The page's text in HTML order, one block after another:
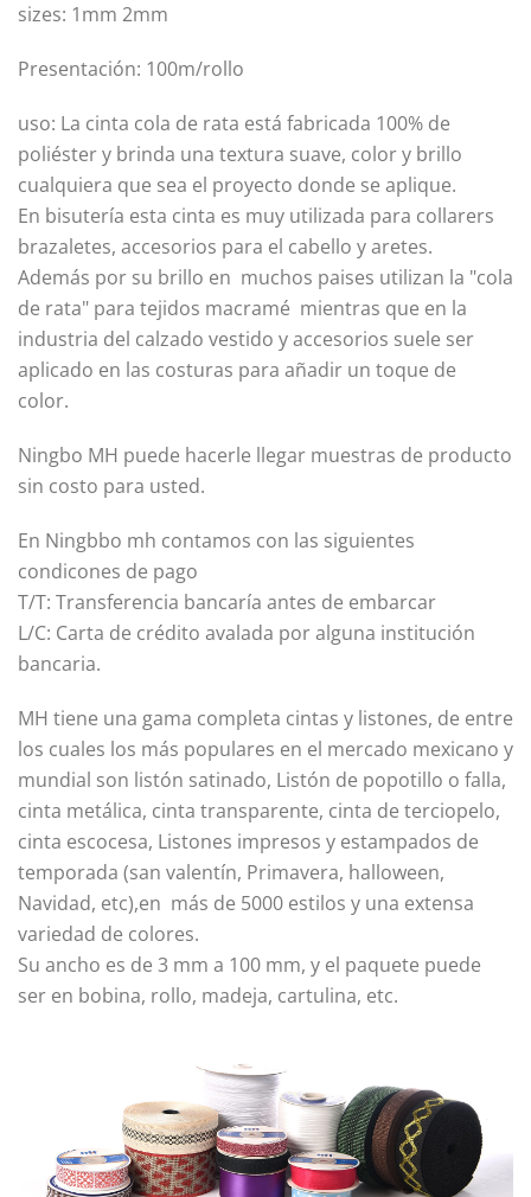
sizes: 1mm 2mm
Presentación: 100m/rollo
uso: La cinta cola de rata está fabricada 100% de
poliéster y brinda una textura suave, color y brillo
cualquiera que sea el proyecto donde se aplique.
En bisutería esta cinta es muy utilizada para collarers
brazaletes, accesorios para el cabello y aretes.
Además por su brillo en muchos paises utilizan la "cola
de rata" para tejidos macramé mientras que en la
industria del calzado vestido y accesorios suele ser
aplicado en las costuras para añadir un toque de
color.
Ningbo MH puede hacerle llegar muestras de producto
sin costo para usted.
En Ningbbo mh contamos con las siguientes
condicones de pago
T/T: Transferencia bancaría antes de embarcar
L/C: Carta de crédito avalada por alguna institución
bancaria.
MH tiene una gama completa cintas y listones, de entre
los cuales los más populares en el mercado mexicano y
mundial son listón satinado, Listón de popotillo o falla,
cinta metálica, cinta transparente, cinta de terciopelo,
cinta escocesa, Listones impresos y estampados de
temporada (san valentín, Primavera, halloween,
Navidad, etc),en más de 5000 estilos y una extensa
variedad de colores.
Su ancho es de 3 mm a 100 mm, y el paquete puede
ser en bobina, rollo, madeja, cartulina, etc.